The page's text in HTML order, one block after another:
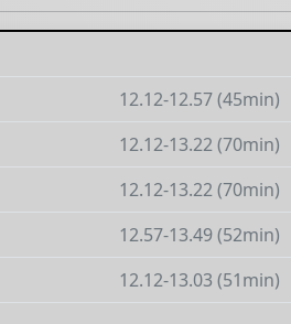
12.12-12.57 (45min)
12.12-13.22 (70min)
12.12-13.22 (70min)
12.57-13.49 (52min)
12.12-13.03 (51min)